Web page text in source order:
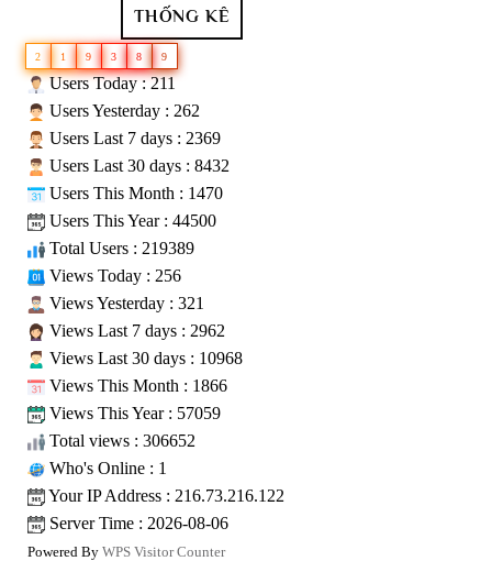
THỐNG KÊ
2 1 9 3 8 9
Users Today : 211
Users Yesterday : 262
Users Last 7 days : 2369
Users Last 30 days : 8432
Users This Month : 1470
Users This Year : 44500
Total Users : 219389
Views Today : 256
Views Yesterday : 321
Views Last 7 days : 2962
Views Last 30 days : 10968
Views This Month : 1866
Views This Year : 57059
Total views : 306652
Who's Online : 1
Your IP Address : 216.73.216.122
Server Time : 2026-08-06
Powered By WPS Visitor Counter